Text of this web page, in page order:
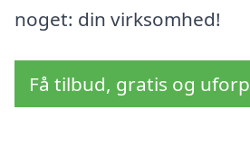
noget: din virksomhed!
Få tilbud, gratis og